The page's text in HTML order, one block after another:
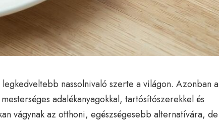
nassolnivaló szerte a világon. Azonban a
adalékanyagokkal, tartósítószerekkel és
vágynak az otthoni, egészségesebb alternatívára, de